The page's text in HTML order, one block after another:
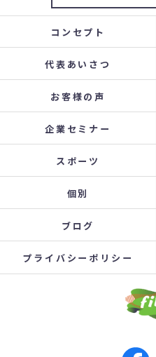
コンセプト
代表あいさつ
お客様の声
企業セミナー
スポーツ
個別
ブログ
プライバシーポリシー